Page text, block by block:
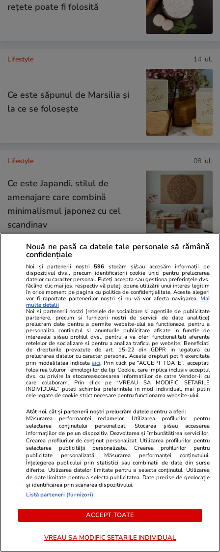
rețete poate fi folosită
Lifestyle 14 iul.
Ce este săpunul de Marsilia și
la ce se folosește
Lifestyle 08 iul.
Ce este Japandi, stilul de
amenajare care combină
minimalismul japonez cu cel
scandinav
Știri România 11:17
Directoare din Ministerul
Transporturilor, acuzată de
Radu Miruță că are un atelier
de ciocolată privat chiar în Gara
de Nord. Cine e Anna Maria
Dudas
Știri România 10:58
Transalpina. Izabela și Vlad
erau în drumeție cu cortul
Știri România 10:50
Sfântul Ilie – tradiții, obiceiuri și
superstiții. Ce să nu faci de
Sfântul Ilie
Nouă ne pasă ca datele tale personale să rămână
confidențiale
Noi și partenerii noștri 596 stocăm și/sau accesăm informații pe
dispozitivul dvs., precum identificatorii cookie unici pentru prelucrarea
datelor cu caracter personal. Puteți accepta sau gestiona preferințele dvs.
făcând clic mai jos, respectiv vă puteți opune utilizării unui interes legitim
în orice moment pe pagina cu politica de confidențialitate. Aceste alegeri
vor fi raportate partenerilor noștri și nu vă vor afecta navigarea. Mai
multe detalii
Noi si partenerii nostri (retelele de socializare si agentiile de publicitate
partenere, precum si furnizorii nostri de servicii de date analitice)
prelucram date pentru a permite website-ului sa functioneze, pentru a
personaliza continutul si anunturile publicitare afisate in functie de
interesele si/sau profilul dvs., pentru a va oferi functionalitati aferente
retelelor de socializare si pentru a analiza traficul pe website. Beneficiati
de drepturile prevazute de art. 15-22 din GDPR in legatura cu
prelucrarea datelor cu caracter personal. Aceste drepturi pot fi exercitate
prin modalitatea indicataaici. Prin click pe “ACCEPT TOATE”, acceptati
folosirea tuturor Tehnologiilor de tip Cookie, care implica inclusiv acceptul
dvs. cu privire la stocarea/accesarea informatiilor de catre Vendor-ii cu
care colaboram. Prin click pe “VREAU SA MODIFIC SETARILE
INDIVIDUAL” puteti schimba preferintele in mod individual, mai putin
cele legate de cookie strict necesare pentru functionarea website-ului.
Atât noi, cât și partenerii noștri prelucrăm datele pentru a oferi:
Măsurarea performanței reclamelor. Utilizarea profilurilor pentru
selectarea conținutului personalizat. Stocarea și/sau accesarea
informațiilor de pe un dispozitiv. Dezvoltarea și îmbunătățirea serviciilor.
Crearea profilurilor de conținut personalizat. Utilizarea profilurilor pentru
selectarea publicității personalizate. Crearea profilurilor pentru
publicitate personalizată. Măsurarea performanței conținutului.
Înțelegerea publicului prin statistici sau combinații de date din surse
diferite. Utilizarea datelor limitate pentru a selecta conținutul. Utilizarea
de date limitate pentru a selecta publicitatea. Date precise de geolocație
și identificarea prin scanarea dispozitivului.
Listă parteneri (furnizori)
ACCEPT TOATE
VREAU SA MODIFIC SETARILE INDIVIDUAL